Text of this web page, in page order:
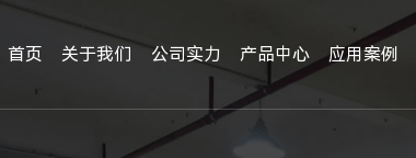
首页 关于我们 公司实力 产品中心 应用案例